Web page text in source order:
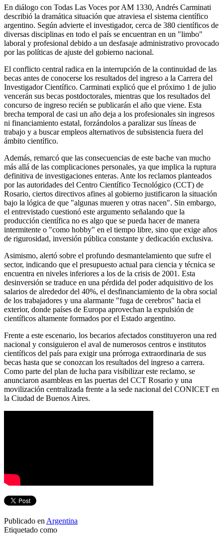
En diálogo con Todas Las Voces por AM 1330, Andrés Carminati
describió la dramática situación que atraviesa el sistema científico
argentino. Según advierte el investigador, cerca de 380 científicos de
diversas disciplinas en todo el país se encuentran en un "limbo"
laboral y profesional debido a un desfasaje administrativo provocado
por las políticas de ajuste del gobierno nacional.
El conflicto central radica en la interrupción de la continuidad de las
becas antes de conocerse los resultados del ingreso a la Carrera del
Investigador Científico. Carminati explicó que el próximo 1 de julio
vencerán sus becas postdoctorales, mientras que los resultados del
concurso de ingreso recién se publicarán el año que viene. Esta
brecha temporal de casi un año deja a los profesionales sin ingresos
ni financiamiento estatal, forzándolos a paralizar sus líneas de
trabajo y a buscar empleos alternativos de subsistencia fuera del
ámbito científico.
Además, remarcó que las consecuencias de este bache van mucho
más allá de las complicaciones personales, ya que implica la ruptura
definitiva de investigaciones enteras. Ante los reclamos planteados
por las autoridades del Centro Científico Tecnológico (CCT) de
Rosario, ciertos directivos afines al gobierno justificaron la situación
bajo la lógica de que "algunas mueren y otras nacen". Sin embargo,
el entrevistado cuestionó este argumento señalando que la
producción científica no es algo que se pueda hacer de manera
intermitente o "como hobby" en el tiempo libre, sino que exige años
de rigurosidad, inversión pública constante y dedicación exclusiva.
Asimismo, alertó sobre el profundo desmantelamiento que sufre el
sector, indicando que el presupuesto actual para ciencia y técnica se
encuentra en niveles inferiores a los de la crisis de 2001. Esta
desinversión se traduce en una pérdida del poder adquisitivo de los
salarios de alrededor del 40%, el desfinanciamiento de la obra social
de los trabajadores y una alarmante "fuga de cerebros" hacia el
exterior, donde países de Europa aprovechan la expulsión de
científicos altamente formados por el Estado argentino.
Frente a este escenario, los becarios afectados constituyeron una red
nacional y consiguieron el aval de numerosos centros e institutos
científicos del país para exigir una prórroga extraordinaria de sus
becas hasta que se conozcan los resultados del ingreso a carrera.
Como parte del plan de lucha para visibilizar este reclamo, se
anunciaron asambleas en las puertas del CCT Rosario y una
movilización centralizada frente a la sede nacional del CONICET en
la Ciudad de Buenos Aires.
Publicado en Argentina
Etiquetado como